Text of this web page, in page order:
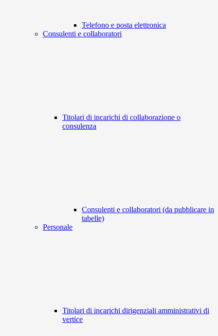
Telefono e posta elettronica
Consulenti e collaboratori
Titolari di incarichi di collaborazione o
consulenza
Consulenti e collaboratori (da pubblicare in
tabelle)
Personale
Titolari di incarichi dirigenziali amministrativi di
vertice